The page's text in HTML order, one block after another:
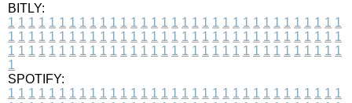
BITLY:
1 1 1 1 1 1 1 1 1 1 1 1 1 1 1 1 1 1 1 1 1 1 1 1 1 1 1 1 1 1 1 1 1
1 1 1 1 1 1 1 1 1 1 1 1 1 1 1 1 1 1 1 1 1 1 1 1 1 1 1 1 1 1 1 1 1
1 1 1 1 1 1 1 1 1 1 1 1 1 1 1 1 1 1 1 1 1 1 1 1 1 1 1 1 1 1 1 1 1
1
SPOTIFY:
1 1 1 1 1 1 1 1 1 1 1 1 1 1 1 1 1 1 1 1 1 1 1 1 1 1 1 1 1 1 1 1 1